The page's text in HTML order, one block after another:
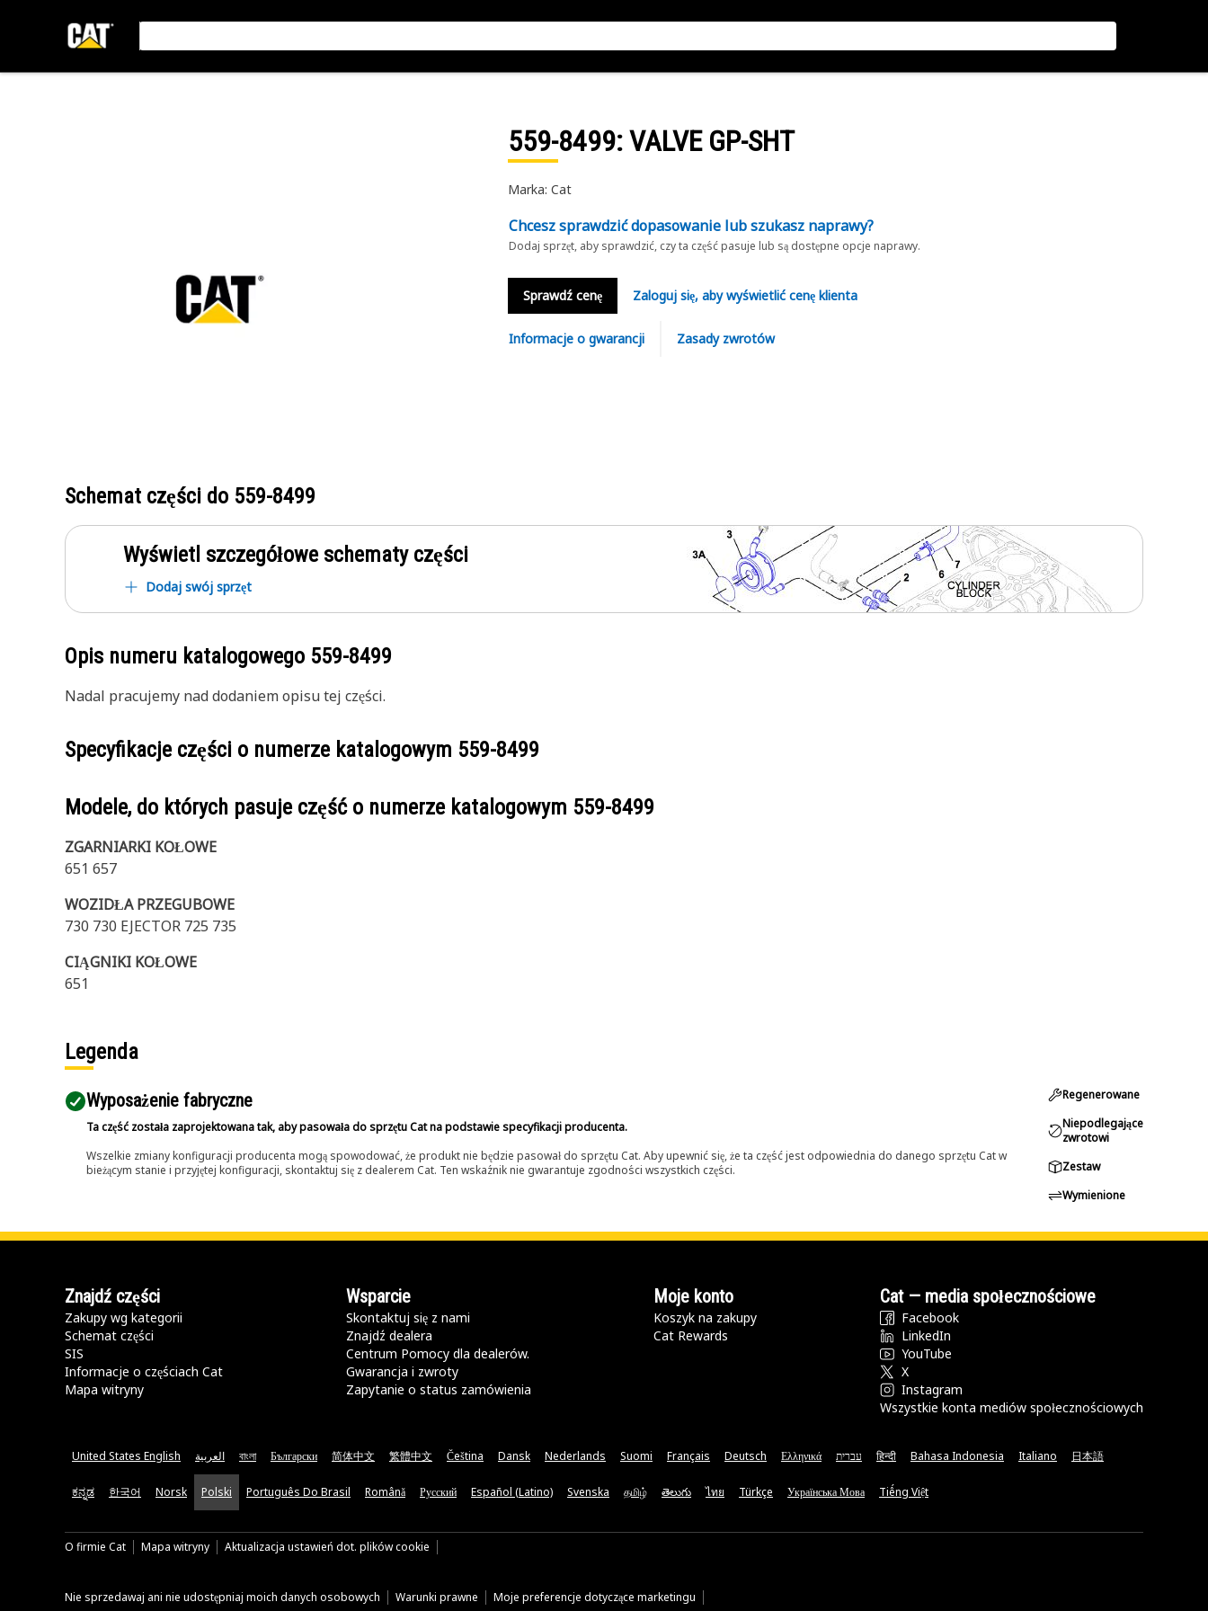
559-8499: VALVE GP-SHT
Marka: Cat
Chcesz sprawdzić dopasowanie lub szukasz naprawy?
Dodaj sprzęt, aby sprawdzić, czy ta część pasuje lub są dostępne opcje naprawy.
Sprawdź cenę Zaloguj się, aby wyświetlić cenę klienta
Informacje o gwarancji Zasady zwrotów
Schemat części do 559-8499
Wyświetl szczegółowe schematy części
Dodaj swój sprzęt
Opis numeru katalogowego 559-8499
Nadal pracujemy nad dodaniem opisu tej części.
Specyfikacje części o numerze katalogowym 559-8499
Modele, do których pasuje część o numerze katalogowym 559-8499
ZGARNIARKI KOŁOWE
651 657
WOZIDŁA PRZEGUBOWE
730 730 EJECTOR 725 735
CIĄGNIKI KOŁOWE
651
Legenda
Wyposażenie fabryczne
Ta część została zaprojektowana tak, aby pasowała do sprzętu Cat na podstawie specyfikacji producenta.
Wszelkie zmiany konfiguracji producenta mogą spowodować, że produkt nie będzie pasował do sprzętu Cat. Aby upewnić się, że ta część jest odpowiednia do danego sprzętu Cat w
bieżącym stanie i przyjętej konfiguracji, skontaktuj się z dealerem Cat. Ten wskaźnik nie gwarantuje zgodności wszystkich części.
Regenerowane
Niepodlegające
zwrotowi
Zestaw
Wymienione
Znajdź części
Zakupy wg kategorii
Schemat części
SIS
Informacje o częściach Cat
Mapa witryny
Wsparcie
Skontaktuj się z nami
Znajdź dealera
Centrum Pomocy dla dealerów.
Gwarancja i zwroty
Zapytanie o status zamówienia
Moje konto
Koszyk na zakupy
Cat Rewards
Cat — media społecznościowe
Facebook
LinkedIn
YouTube
X
Instagram
Wszystkie konta mediów społecznościowych
United States English العربية বাংলা Български 简体中文 繁體中文 Čeština Dansk Nederlands Suomi Français Deutsch Ελληνικά עברית हिन्दी Bahasa Indonesia Italiano 日本語
ಕನ್ನಡ 한국어 Norsk Polski Português Do Brasil Română Русский Español (Latino) Svenska தமிழ் తెలుగు ไทย Türkçe Українська Мова Tiếng Việt
O firmie Cat Mapa witryny Aktualizacja ustawień dot. plików cookie
Nie sprzedawaj ani nie udostępniaj moich danych osobowych Warunki prawne Moje preferencje dotyczące marketingu